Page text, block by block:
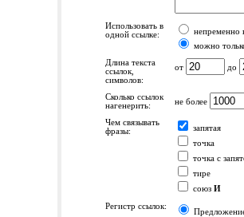
Использовать в
одной ссылке:
непременно
можно
Длина текста
ссылок,
символов:
от до
Сколько ссылок
нагенерить:
не более
Чем связывать
фразы:
запятая
точка
точка с
тире
союз И
Регистр ссылок: